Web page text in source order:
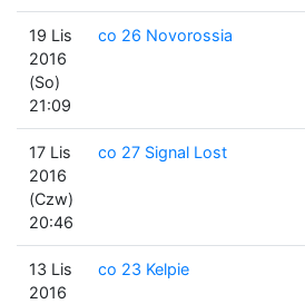
19 Lis
2016
(So)
21:09
co 26 Novorossia
17 Lis
2016
(Czw)
20:46
co 27 Signal Lost
13 Lis
2016
co 23 Kelpie